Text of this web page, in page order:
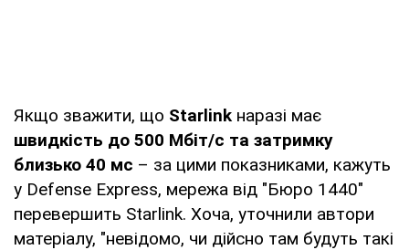
Якщо зважити, що Starlink наразі має
швидкість до 500 Мбіт/с та затримку
близько 40 мс – за цими показниками, кажуть
у Defense Express, мережа від "Бюро 1440"
перевершить Starlink. Хоча, уточнили автори
матеріалу, "невідомо, чи дійсно там будуть такі